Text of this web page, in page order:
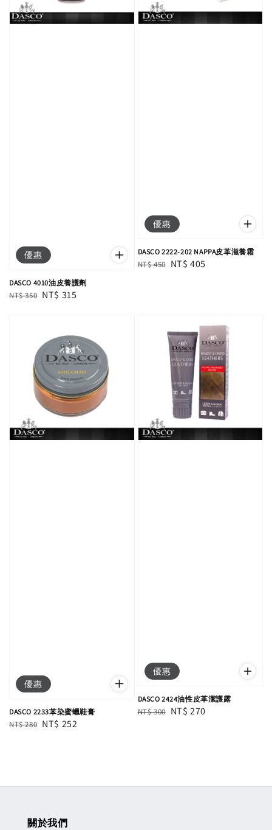
優惠
DASCO 4010油皮養護劑
Regular
NT$ 350 Sale
NT$ 315
優惠
DASCO 2222-202 NAPPA皮革滋養霜
Regular
NT$ 450 Sale
NT$ 405
優惠
DASCO 2233苯染蜜蠟鞋膏
Regular
NT$ 280 Sale
NT$ 252
優惠
DASCO 2424油性皮革潔護露
Regular
NT$ 300 Sale
NT$ 270
關於我們